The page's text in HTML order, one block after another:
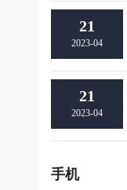
21
2023-04
21
2023-04
手机